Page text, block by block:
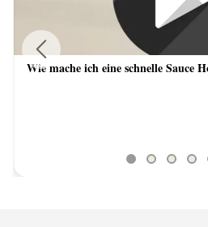
Wie mache ich eine schnelle Sauce
Previous